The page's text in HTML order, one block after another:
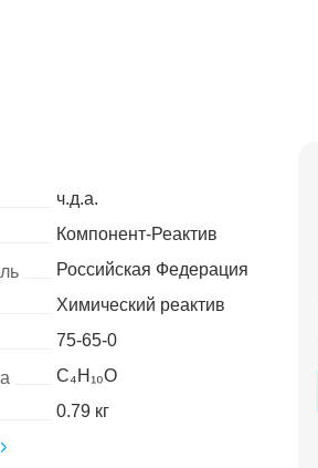
ч.д.а.
Компонент-Реактив
Российская Федерация
Химический реактив
75-65-0
C₄H₁₀O
0.79 кг